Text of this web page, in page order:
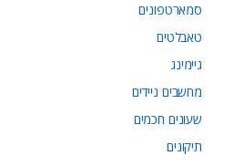
סמארטפונים
טאבלטים
גיימינג
מחשבים ניידים
שעונים חכמים
תיקונים